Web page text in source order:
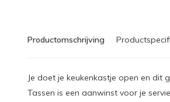
Productomschrijving
Je doet je keukenkastje open en dit
Tassen is een aanwinst voor je